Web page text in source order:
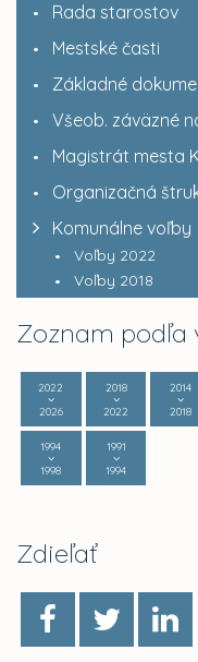
Rada starostov
Mestské časti
Základné
Všeob. záväzné
Magistrát mesta
Organizačná
Komunálne voľby
Voľby 2022
Voľby 2018
Zoznam podľa
2022
2026
2018
2022
2014
2018
1994
1998
1991
1994
Zdieľať